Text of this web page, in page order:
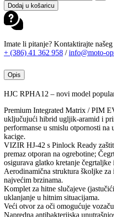
Dodaj u košaricu
Imate li pitanje? Kontaktirajte našeg
+ (386) 41 362 958 /info@moto-
Opis
HJC RPHA12 – novi model
Premium Integrated Matrix / PIM
uključujući hibrid ugljik-aramid i
performanse u smislu otpornosti na
kacige.
VIZIR HJ-42 s Pinlock Ready
premaz otporan na ogrebotine;
osigurava glatko kretanje
Aerodinamična struktura školjke za
najvećim brzinama.
Komplet za hitne slučajeve
uklanjanje u hitnim situacijama.
Veći otvor za oči omogućuje
Napredna antibakterijska